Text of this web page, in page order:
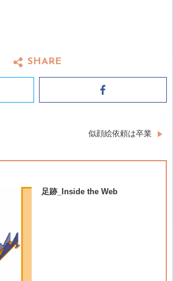
SHARE
似顔絵依頼は卒業
足跡_Inside the Web